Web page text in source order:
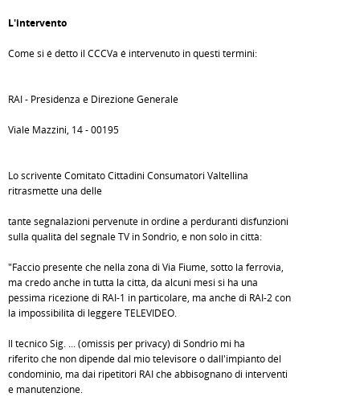
L'intervento
Come si é detto il CCCVa é intervenuto in questi termini:
RAI - Presidenza e Direzione Generale
Viale Mazzini, 14 - 00195
Lo scrivente Comitato Cittadini Consumatori Valtellina
ritrasmette una delle
tante segnalazioni pervenute in ordine a perduranti disfunzioni
sulla qualità del segnale TV in Sondrio, e non solo in città:
"Faccio presente che nella zona di Via Fiume, sotto la ferrovia,
ma credo anche in tutta la città, da alcuni mesi si ha una
pessima ricezione di RAI-1 in particolare, ma anche di RAI-2 con
la impossibilità di leggere TELEVIDEO.
Il tecnico Sig. ... (omissis per privacy) di Sondrio mi ha
riferito che non dipende dal mio televisore o dall'impianto del
condominio, ma dai ripetitori RAI che abbisognano di interventi
e manutenzione.